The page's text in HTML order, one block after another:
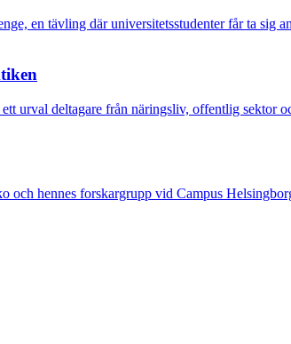
en tävling där universitetsstudenter får ta sig
urval deltagare från näringsliv, offentlig sektor
hennes forskargrupp vid Campus